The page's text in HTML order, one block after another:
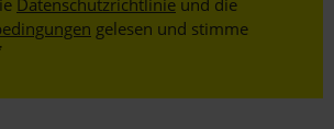
gelesen und stimme